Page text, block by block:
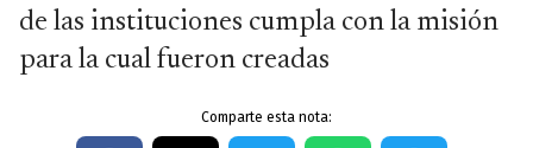
de las instituciones cumpla con la misión
para la cual fueron creadas
Comparte esta nota: